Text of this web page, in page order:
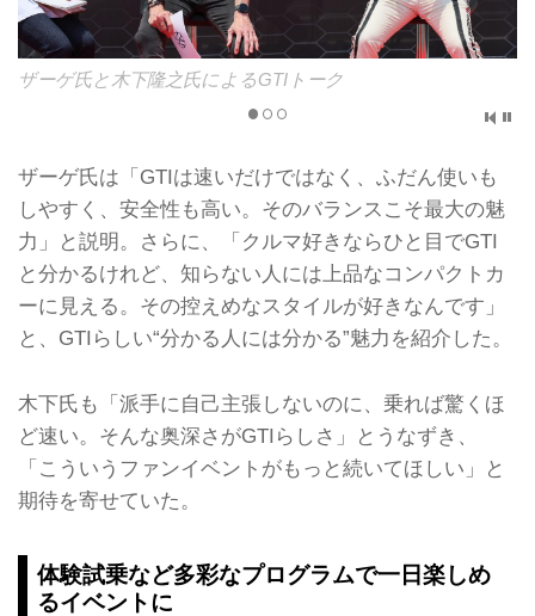
ザーゲ氏と木下隆之氏によるGTIトーク
ザーゲ氏は「GTIは速いだけではなく、ふだん使いも
しやすく、安全性も高い。そのバランスこそ最大の魅
力」と説明。さらに、「クルマ好きならひと目でGTI
と分かるけれど、知らない人には上品なコンパクトカ
ーに見える。その控えめなスタイルが好きなんです」
と、GTIらしい“分かる人には分かる”魅力を紹介した。
木下氏も「派手に自己主張しないのに、乗れば驚くほ
ど速い。そんな奥深さがGTIらしさ」とうなずき、
「こういうファンイベントがもっと続いてほしい」と
期待を寄せていた。
体験試乗など多彩なプログラムで一日楽しめ
るイベントに